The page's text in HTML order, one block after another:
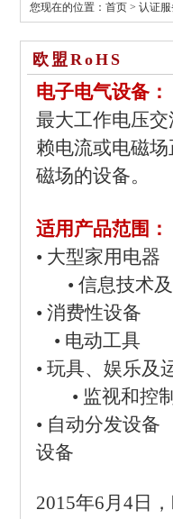
您现在的位置： 首页 > 认证
欧盟RoHS
电子电气设备：
最大工作电压
赖电流或电磁
磁场的设备。
适用产品范围：
• 大型
• 信息技术
• 消
• 电动工具
• 玩具、
• 监视和控
• 自动
设备
2015年6月4日